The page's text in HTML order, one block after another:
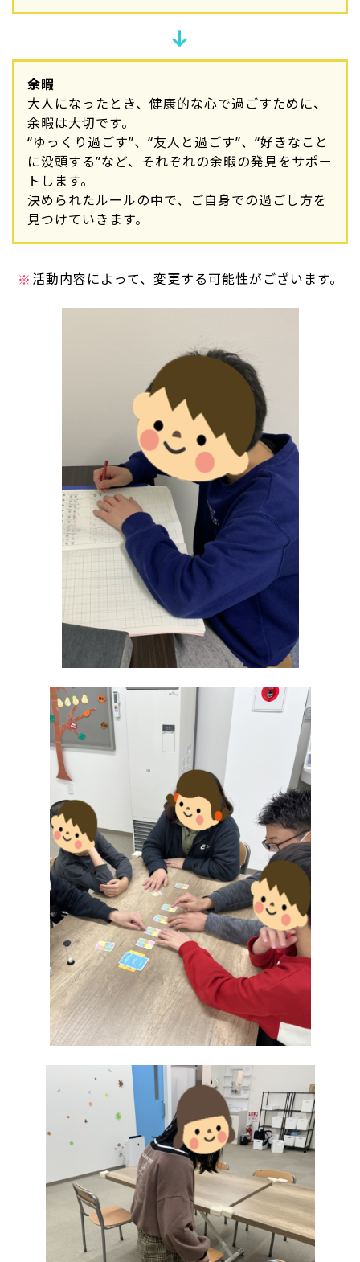
余暇
大人になったとき、健康的な心で過ごすために、
余暇は大切です。
“ゆっくり過ごす”、“友人と過ごす”、“好きなこと
に没頭する”など、それぞれの余暇の発見をサポー
トします。
決められたルールの中で、ご自身での過ごし方を
見つけていきます。
活動内容によって、変更する可能性がございます。